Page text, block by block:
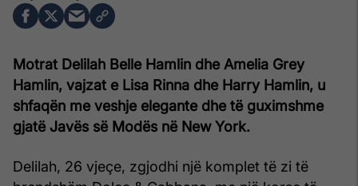
Motrat Delilah Belle Hamlin dhe Amelia Grey
Hamlin, vajzat e Lisa Rinna dhe Harry Hamlin, u
shfaqën me veshje elegante dhe të guximshme
gjatë Javës së Modës në New York.
Delilah, 26 vjeçe, zgjodhi një komplet të zi të